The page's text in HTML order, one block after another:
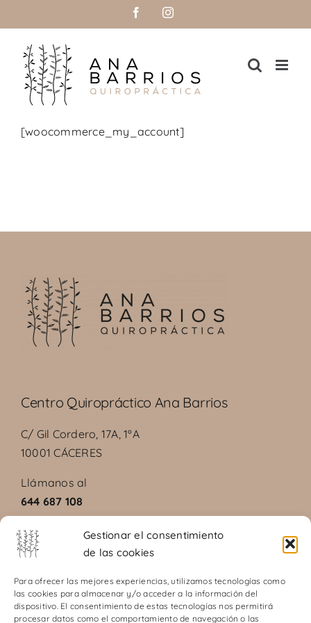
Gestionar el consentimiento
de las cookies
Para ofrecer las mejores experiencias, utilizamos tecnologías como
las cookies para almacenar y/o acceder a la información del
dispositivo. El consentimiento de estas tecnologías nos permitirá
procesar datos como el comportamiento de navegación o las
al
contenido
FacebookInstagram
[woocommerce_my_account]
Centro Quiropráctico Ana Barrios
C/ Gil Cordero, 17A, 1ºA
10001 CÁCERES
Llámanos al
644 687 108
Aviso legal
Política de privacidad
Política de cookies